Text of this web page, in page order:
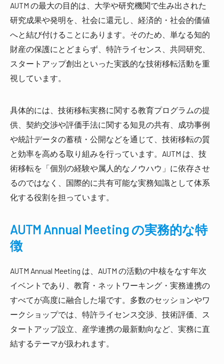
AUTM の最大の目的は、大学や研究機関で生み出された
研究成果や発明を、社会に還元し、経済的・社会的価値
へと結び付けることにあります。そのため、単なる知的
財産の保護にとどまらず、特許ライセンス、共同研究、
スタートアップ創出といった実践的な技術移転活動を重
視しています。
具体的には、技術移転実務に関する教育プログラムの提
供、契約交渉や評価手法に関する知見の共有、成功事例
や統計データの蓄積・公開などを通じて、技術移転の質
と効率を高める取り組みを行っています。AUTM は、技
術移転を「個別の経験や属人的なノウハウ」に依存させ
るのではなく、国際的に共有可能な実務知識として体系
化する役割を担っています。
AUTM Annual Meeting の実務的な特
徴
AUTM Annual Meeting は、AUTM の活動の中核をなす年次
イベントであり、教育・ネットワーキング・実務連携の
すべてが高度に融合した場です。多数のセッションやワ
ークショップでは、特許ライセンス交渉、技術評価、ス
タートアップ設立、産学連携の最新動向など、実務に直
結するテーマが扱われます。